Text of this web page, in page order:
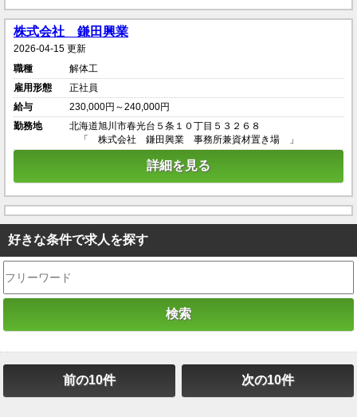
株式会社 鎌田興業
2026-04-15 更新
職種
解体工
雇用形態
正社員
給与
230,000円～240,000円
勤務地
北海道旭川市春光台５条１０丁目５３２６８
「 株式会社 鎌田興業 事務所兼資材置き場 」
詳細を見る
好きな条件で求人を探す
前の10件 次の10件